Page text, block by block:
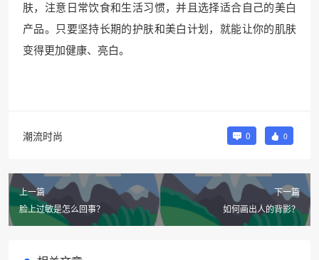
肤，注意日常饮食和生活习惯，并且选择适合自己的美白
产品。只要坚持长期的护肤和美白计划，就能让你的肌肤
变得更加健康、亮白。
潮流时尚 0 0
上一篇
脸上过敏是怎么回事？
下一篇
如何画出人的背影？